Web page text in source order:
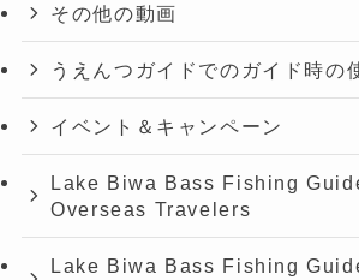
その他の動画
うえんつガイドでのガイド時の
イベント＆キャンペーン
Lake Biwa Bass Fishing
Overseas Travelers
Lake Biwa Bass Fishing